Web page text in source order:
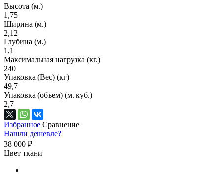
Высота (м.)
1,75
Ширина (м.)
2,12
Глубина (м.)
1,1
Максимальная нагрузка (кг.)
240
Упаковка (Вес) (кг)
49,7
Упаковка (объем) (м. куб.)
2,7
Избранное Сравнение
Нашли дешевле?
38 000 ₽
Цвет ткани